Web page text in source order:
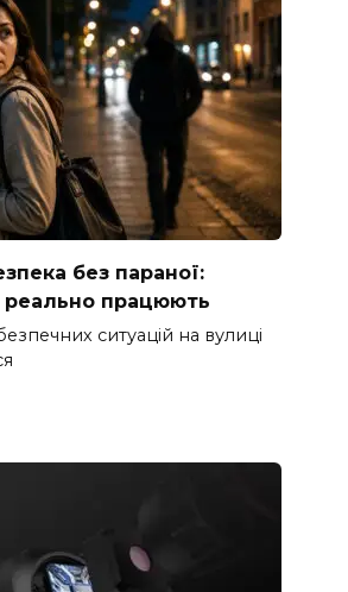
без параної:
реально працюють
ситуацій на вулиці